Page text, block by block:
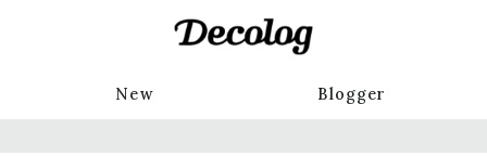
New Blogger